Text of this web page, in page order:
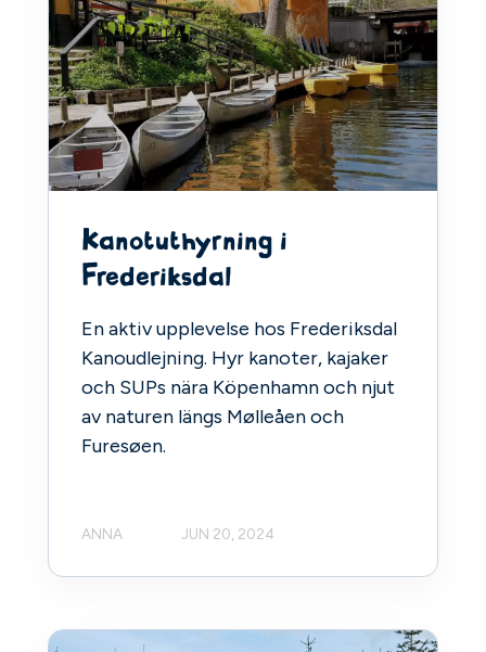
Kanotuthyrning i
Frederiksdal
En aktiv upplevelse hos Frederiksdal
Kanoudlejning. Hyr kanoter, kajaker
och SUPs nära Köpenhamn och njut
av naturen längs Mølleåen och
Furesøen.
ANNA JUN 20, 2024